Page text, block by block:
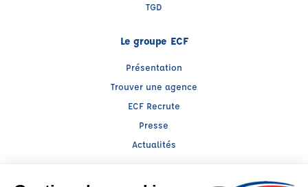
TGD
Le groupe ECF
Présentation
Trouver une agence
ECF Recrute
Presse
Actualités